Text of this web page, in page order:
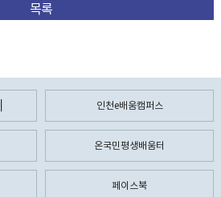
목록
인천e배움캠퍼스
온국민평생배움터
페이스북